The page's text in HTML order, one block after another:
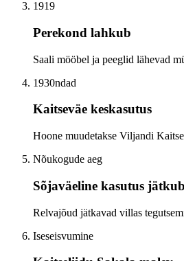
1919
Perekond lahkub
Saali mööbel ja peeglid lähevad
1930ndad
Kaitseväe keskasutus
Hoone muudetakse Viljandi
Nõukogude aeg
Sõjaväeline kasutus jätkub
Relvajõud jätkavad villas
Iseseisvumine